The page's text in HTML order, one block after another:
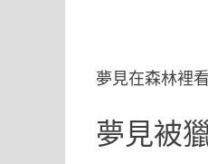
夢見在森林裡
夢見被